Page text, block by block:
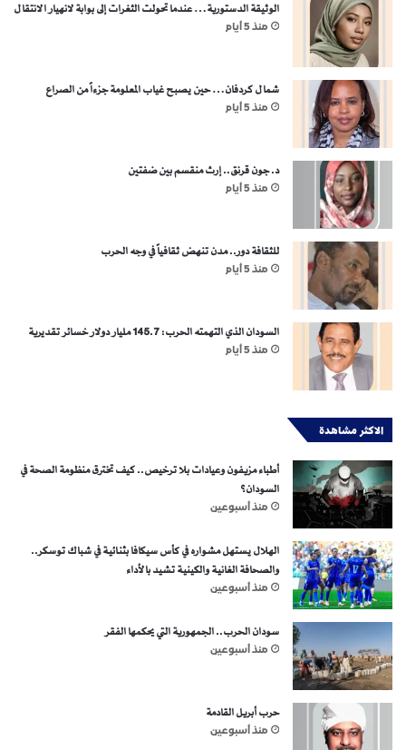
الوثيقة الدستورية… عندما تحولت الثغرات إلى بوابة لانهيار الانتقال
منذ 5 أيام
شمال كردفان… حين يصبح غياب المعلومة جزءاً من الصراع
منذ 5 أيام
د. جون قرنق.. إرث منقسم بين ضفتين
منذ 5 أيام
للثقافة دور.. مدن تنهض ثقافياً في وجه الحرب
منذ 5 أيام
السودان الذي التهمته الحرب: 145.7 مليار دولار خسائر تقديرية
منذ 5 أيام
الاكثر مشاهدة
أطباء مزيفون وعيادات بلا ترخيص.. كيف تخترق منظومة الصحة في
السودان؟
منذ أسبوعين
الهلال يستهل مشواره في كأس سيكافا بثنائية في شباك توسكر..
والصحافة الغانية والكينية تشيد بالأداء
منذ أسبوعين
سودان الحرب.. الجمهورية التي يحكمها الفقر
منذ أسبوعين
حرب أبريل القادمة
منذ أسبوعين